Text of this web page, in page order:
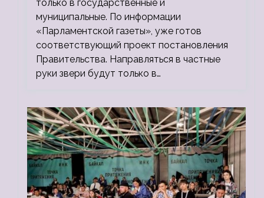
только в государственные и
муниципальные. По информации
«Парламентской газеты», уже готов
соответствующий проект постановления
Правительства. Направляться в частные
руки звери будут только в…